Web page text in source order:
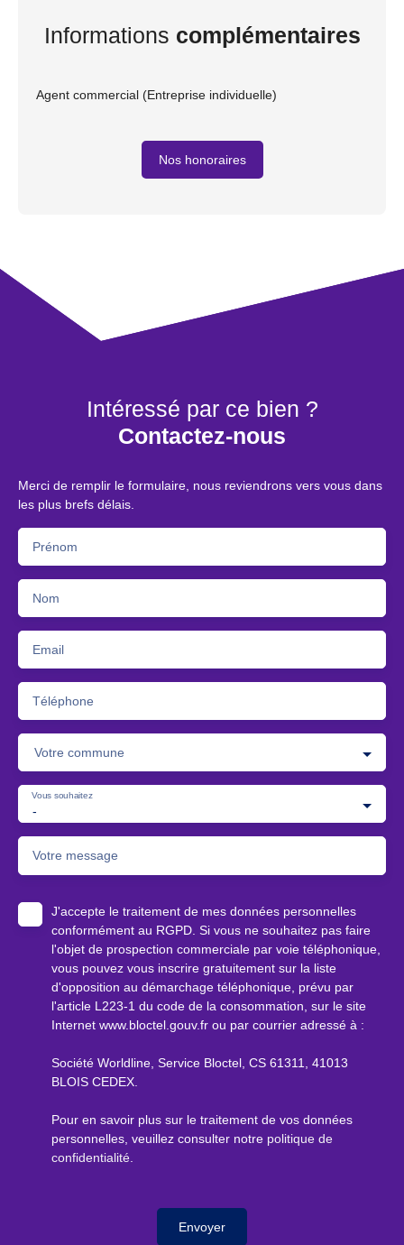
Informations complémentaires
Agent commercial (Entreprise individuelle)
Nos honoraires
Intéressé par ce bien ?
Contactez-nous
Merci de remplir le formulaire, nous reviendrons vers vous dans
les plus brefs délais.
Prénom
Nom
Email
Téléphone
Votre commune
-
Vous souhaitez
Votre message
J'accepte le traitement de mes données personnelles
conformément au RGPD. Si vous ne souhaitez pas faire
l'objet de prospection commerciale par voie téléphonique,
vous pouvez vous inscrire gratuitement sur la liste
d'opposition au démarchage téléphonique, prévu par
l'article L223-1 du code de la consommation, sur le site
Internet www.bloctel.gouv.fr ou par courrier adressé à :
Société Worldline, Service Bloctel, CS 61311, 41013
BLOIS CEDEX.
Pour en savoir plus sur le traitement de vos données
personnelles, veuillez consulter notre politique de
confidentialité
Envoyer